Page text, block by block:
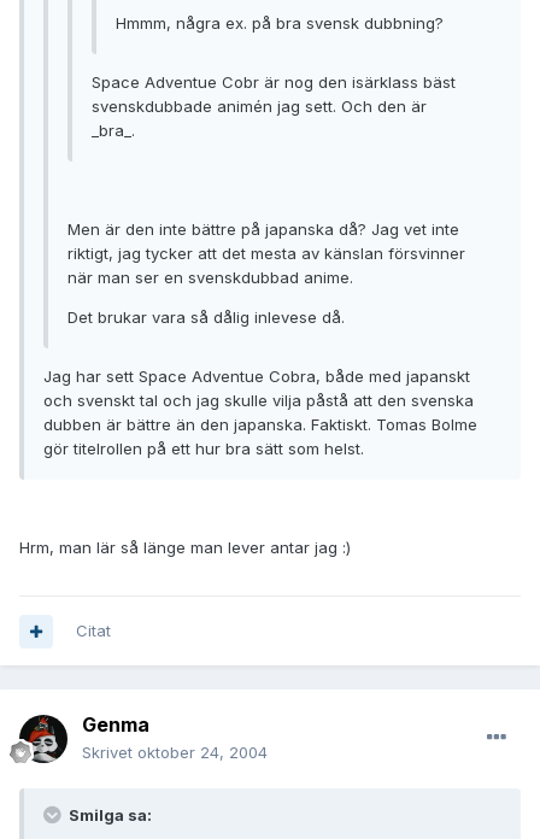
Hmmm, några ex. på bra svensk dubbning?
Space Adventue Cobr är nog den isärklass bäst
svenskdubbade animén jag sett. Och den är
_bra_.
Men är den inte bättre på japanska då? Jag vet inte
riktigt, jag tycker att det mesta av känslan försvinner
när man ser en svenskdubbad anime.
Det brukar vara så dålig inlevese då.
Jag har sett Space Adventue Cobra, både med japanskt
och svenskt tal och jag skulle vilja påstå att den svenska
dubben är bättre än den japanska. Faktiskt. Tomas Bolme
gör titelrollen på ett hur bra sätt som helst.
Hrm, man lär så länge man lever antar jag :)
Citat
Genma
Skrivet oktober 24, 2004
Smilga sa: